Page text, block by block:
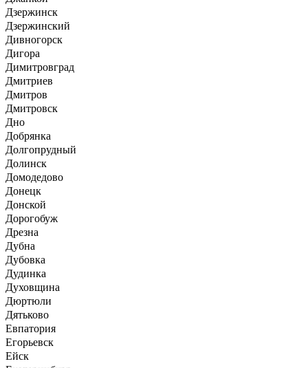
Дзержинск
Дзержинский
Дивногорск
Дигора
Димитровград
Дмитриев
Дмитров
Дмитровск
Дно
Добрянка
Долгопрудный
Долинск
Домодедово
Донецк
Донской
Дорогобуж
Дрезна
Дубна
Дубовка
Дудинка
Духовщина
Дюртюли
Дятьково
Евпатория
Егорьевск
Ейск